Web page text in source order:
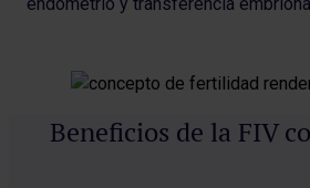
Beneficios de la FIV